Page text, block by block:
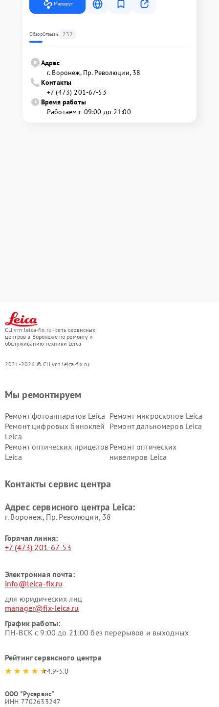
Маршрут
ОбзорОтзывы 232
Адрес
г. Воронеж, Пр. Революции, 38
Контакты
+7 (473) 201-67-53
Время работы
Работаем с 09:00 до 21:00
СЦ vrn.leica-fix.ru - сеть сервисных
центров в Воронеже по ремонту и
обслуживанию техники Leica
2021-2026 © СЦ vrn.leica-fix.ru
Мы ремонтируем
Ремонт фотоаппаратов Leica Ремонт микроскопов Leica
Ремонт цифровых биноклей
Leica
Ремонт дальномеров Leica
Ремонт оптических прицелов
Leica
Ремонт оптических
нивелиров Leica
Контакты сервис центра
Адрес сервисного центра Leica:
г. Воронеж, Пр. Революции, 38
Горячая линия:
+7 (473) 201-67-53
Электронная почта:
info@leica-fix.ru
для юридических лиц
manager@fix-leica.ru
График работы:
ПН-ВСК с 9:00 до 21:00 без перерывов и выходных
Рейтинг сервисного центра
4.9-5.0
ООО "Русервис"
ИНН 7702633247